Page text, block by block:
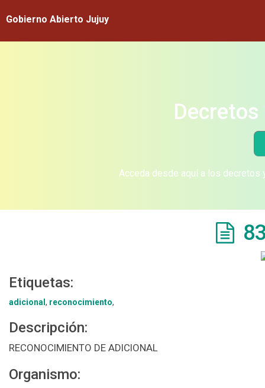
Gobierno Abierto Jujuy
Acceda desde aquí a los
Etiquetas:
adicional , reconocimiento,
Descripción:
RECONOCIMIENTO DE ADICIONAL
Organismo: